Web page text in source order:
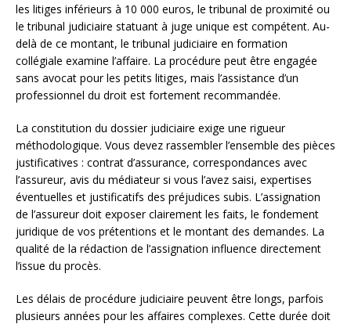
les litiges inférieurs à 10 000 euros, le tribunal de proximité ou
le tribunal judiciaire statuant à juge unique est compétent. Au-
delà de ce montant, le tribunal judiciaire en formation
collégiale examine l’affaire. La procédure peut être engagée
sans avocat pour les petits litiges, mais l’assistance d’un
professionnel du droit est fortement recommandée.
La constitution du dossier judiciaire exige une rigueur
méthodologique. Vous devez rassembler l’ensemble des pièces
justificatives : contrat d’assurance, correspondances avec
l’assureur, avis du médiateur si vous l’avez saisi, expertises
éventuelles et justificatifs des préjudices subis. L’assignation
de l’assureur doit exposer clairement les faits, le fondement
juridique de vos prétentions et le montant des demandes. La
qualité de la rédaction de l’assignation influence directement
l’issue du procès.
Les délais de procédure judiciaire peuvent être longs, parfois
plusieurs années pour les affaires complexes. Cette durée doit